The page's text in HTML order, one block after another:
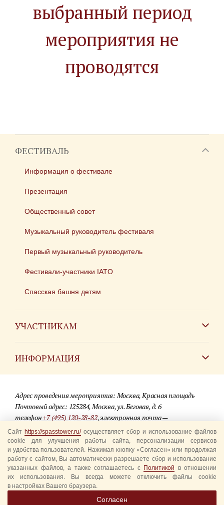
выбранный период
мероприятия не
проводятся
ФЕСТИВАЛЬ
Информация о фестивале
Презентация
Общественный совет
Музыкальный руководитель фестиваля
Первый музыкальный руководитель
Фестивали-участники IATO
Спасская башня детям
УЧАСТНИКАМ
ИНФОРМАЦИЯ
Для СМИ
Где купить билеты
Акции
Вопрос-ответ
Правила посещения
Уполномоченные представители
Адрес проведения мероприятия: Москва, Красная площадь
Почтовый адрес: 125284, Москва, ул. Беговая, д. 6
телефон+7 (495) 120-28-82, электронная почта —
info@spasstower.ru
© 2009-2025 Официальный сайт фестиваля «Спасская башня»
Разработка сайта —студия «Сибирикс»
Сайт https://spasstower.ru/осуществляет сбор и использование файлов
cookie для улучшения работы сайта, персонализации сервисов
и удобства пользователей. Нажимая кнопку «Согласен» или продолжая
работу с сайтом, Вы автоматически разрешаете сбор и использование
указанных файлов, а также соглашаетесь с Политикой в отношении
их использования. Вы всегда можете отключить файлы cookie
в настройках Вашего браузера.
Согласен